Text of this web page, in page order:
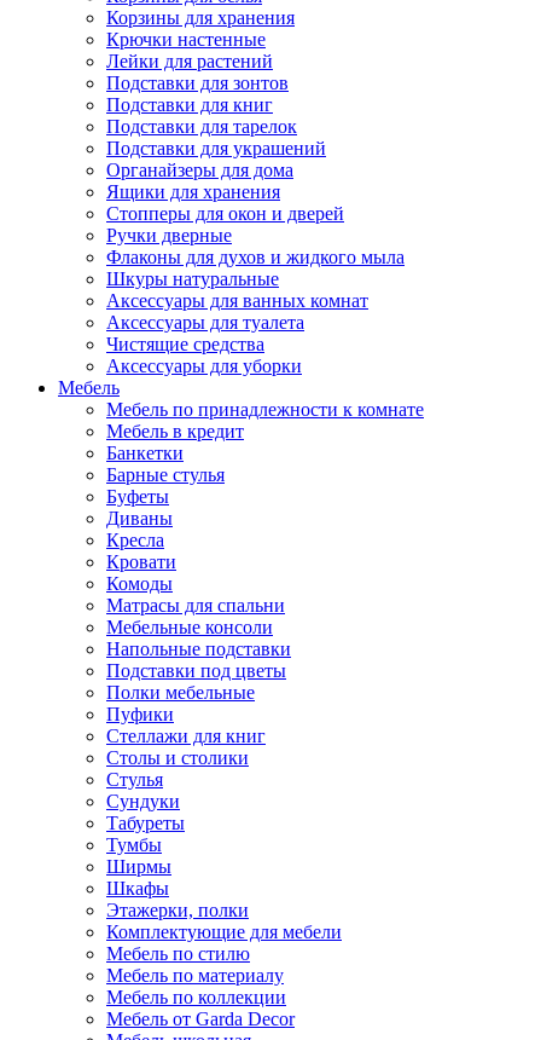
Корзины для хранения
Крючки настенные
Лейки для растений
Подставки для зонтов
Подставки для книг
Подставки для тарелок
Подставки для украшений
Органайзеры для дома
Ящики для хранения
Стопперы для окон и дверей
Ручки дверные
Флаконы для духов и жидкого мыла
Шкуры натуральные
Аксессуары для ванных комнат
Аксессуары для туалета
Чистящие средства
Аксессуары для уборки
Мебель
Мебель по принадлежности к комнате
Мебель в кредит
Банкетки
Барные стулья
Буфеты
Диваны
Кресла
Кровати
Комоды
Матрасы для спальни
Мебельные консоли
Напольные подставки
Подставки под цветы
Полки мебельные
Пуфики
Стеллажи для книг
Столы и столики
Стулья
Сундуки
Табуреты
Тумбы
Ширмы
Шкафы
Этажерки, полки
Комплектующие для мебели
Мебель по стилю
Мебель по материалу
Мебель по коллекции
Мебель от Garda Decor